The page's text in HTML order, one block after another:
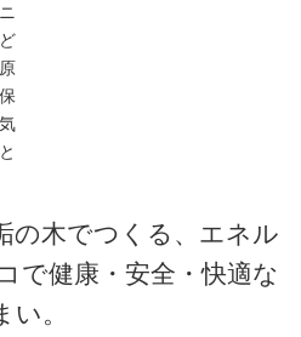
の木でつくる、エネル
で健康・安全・快適な
。